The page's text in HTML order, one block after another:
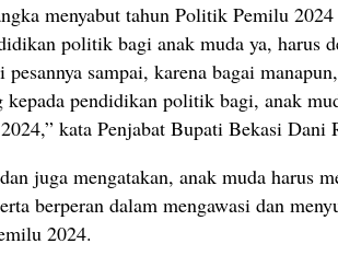
menyabut tahun Politik Pemilu
politik bagi anak muda ya, harus
pesannya sampai, karena bagai
kepada pendidikan politik bagi, anak
kata Penjabat Bupati Bekasi Dani
juga mengatakan, anak muda harus
berperan dalam mengawasi dan
2024.